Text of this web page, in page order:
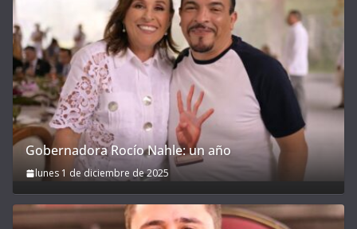
Gobernadora Rocío Nahle: un año
lunes 1 de diciembre de 2025